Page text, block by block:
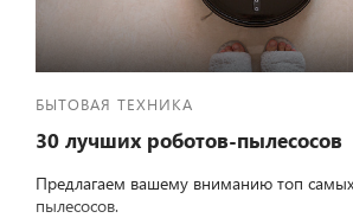
БЫТОВАЯ ТЕХНИКА
30 лучших роботов-пылесосов
Предлагаем вашему вниманию топ
пылесосов.